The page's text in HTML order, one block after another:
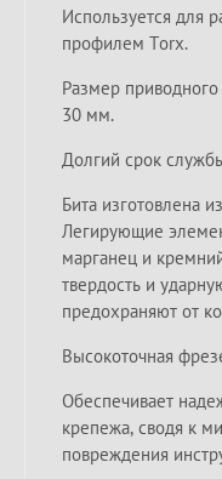
Используется для
профилем Torx.
Размер
30 мм.
Долгий срок
Бита изготовлена
Легирующие
марганец и
твердость и
предохраняют от
Высокоточная
Обеспечивает
крепежа, сводя к
повреждения